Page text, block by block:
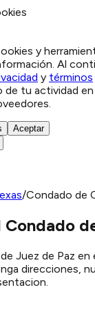
y
Al
y términos
de tu actividad
Aceptar
/Condado de
Condado
Juez de Paz en
direcciones,